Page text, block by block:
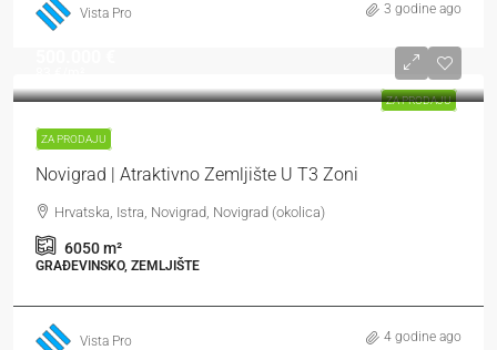
Vista Pro 3 godine ago
ZA PRODAJU
ZA PRODAJU
Novigrad | Atraktivno Zemljište U T3 Zoni
Hrvatska, Istra, Novigrad, Novigrad (okolica)
6050m²
GRAĐEVINSKO, ZEMLJIŠTE
Vista Pro 4 godine ago